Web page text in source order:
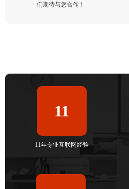
们期待与您合作！
11
11年专业互联网经验